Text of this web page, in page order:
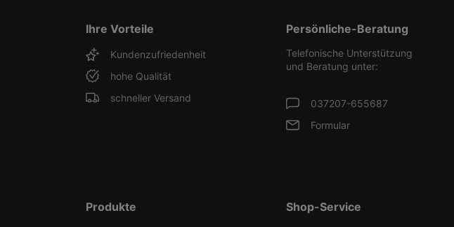
Ihre Vorteile
Kundenzufriedenheit
hohe Qualität
schneller Versand
Persönliche-Beratung
Telefonische Unterstützung
und Beratung unter:
037207-655687
Formular
Produkte Shop-Service